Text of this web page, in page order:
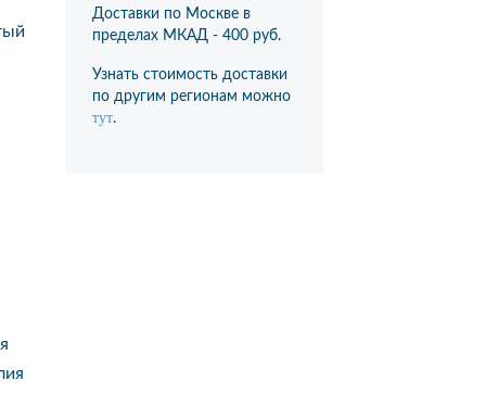
Доставки по Москве в
пределах МКАД - 400 руб.
Узнать стоимость доставки
по другим регионам можно
тут.